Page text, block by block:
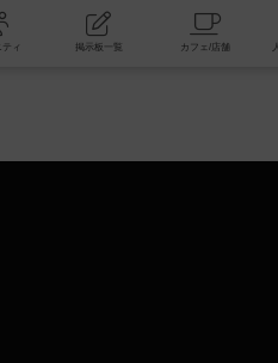
コミュニティ 掲示板一覧